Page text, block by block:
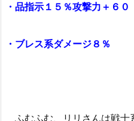
・品指示１５％攻撃力＋６０
・ブレス系ダメージ８％
ふむふむ、リリさんは戦士